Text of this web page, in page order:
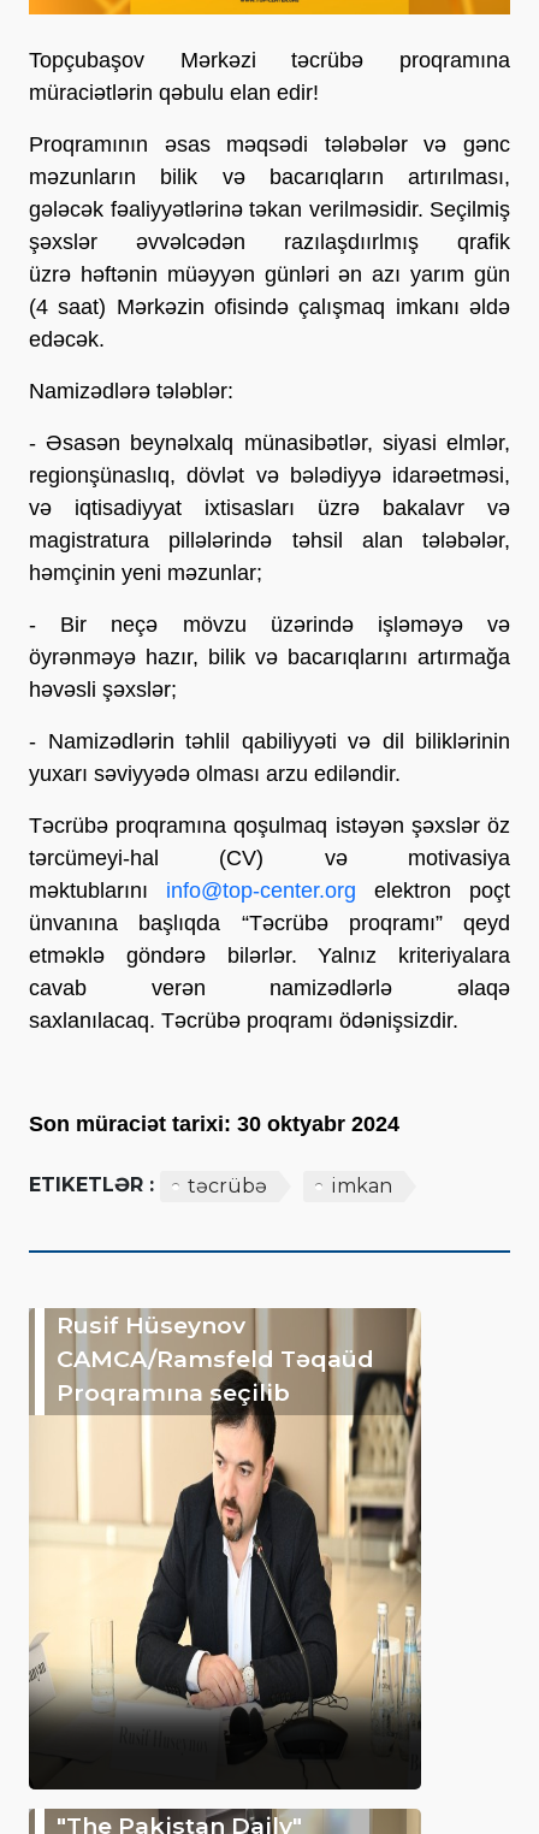
Topçubaşov Mərkəzi təcrübə proqramına
müraciətlərin qəbulu elan edir!
Proqramının əsas məqsədi tələbələr və gənc
məzunların bilik və bacarıqların artırılması,
gələcək fəaliyyətlərinə təkan verilməsidir. Seçilmiş
şəxslər əvvəlcədən razılaşdıırlmış qrafik
üzrə həftənin müəyyən günləri ən azı yarım gün
(4 saat) Mərkəzin ofisində çalışmaq imkanı əldə
edəcək.
Namizədlərə tələblər:
- Əsasən beynəlxalq münasibətlər, siyasi elmlər,
regionşünaslıq, dövlət və bələdiyyə idarəetməsi,
və iqtisadiyyat ixtisasları üzrə bakalavr və
magistratura pillələrində təhsil alan tələbələr,
həmçinin yeni məzunlar;
- Bir neçə mövzu üzərində işləməyə və
öyrənməyə hazır, bilik və bacarıqlarını artırmağa
həvəsli şəxslər;
- Namizədlərin təhlil qabiliyyəti və dil biliklərinin
yuxarı səviyyədə olması arzu ediləndir.
Təcrübə proqramına qoşulmaq istəyən şəxslər öz
tərcümeyi-hal (CV) və motivasiya
məktublarını info@top-center.org elektron poçt
ünvanına başlıqda “Təcrübə proqramı” qeyd
etməklə göndərə bilərlər. Yalnız kriteriyalara
cavab verən namizədlərlə əlaqə
saxlanılacaq. Təcrübə proqramı ödənişsizdir.
Son müraciət tarixi: 30 oktyabr 2024
ETIKETLƏR : təcrübə imkan
Rusif Hüseynov
CAMCA/Ramsfeld Təqaüd
Proqramına seçilib
"The Pakistan Daily"